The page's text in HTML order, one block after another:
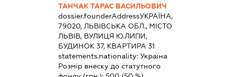
ТАНЧАК ТАРАС ВАСИЛЬОВИЧ
dossier.founderAddressУКРАЇНА,
79020, ЛЬВІВСЬКА ОБЛ., МІСТО
ЛЬВІВ, ВУЛИЦЯ Ю.ЛИПИ,
БУДИНОК 37, КВАРТИРА 31
statements.nationality: Україна
Розмір внеску до статутного